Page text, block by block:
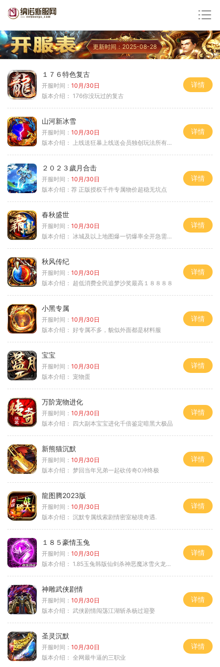
更新时间：2025-08-28
１７６特色复古
开服时间： 10月/30日
版本介绍： 176你没玩过的复古
详情
山河新冰雪
开服时间： 10月/30日
版本介绍：
上线送狂暴上线送会员独创玩法所有装备靠
详情
２０２３歲月合击
开服时间： 10月/30日
版本介绍： 荐 正版授权千件专属物价超稳无坑点
详情
春秋盛世
开服时间： 10月/30日
版本介绍： 冰城及以上地图爆一切爆率全开急需材料
详情
秋风传纪
开服时间： 10月/30日
版本介绍： 超低消费全民追梦沙奖最高１８８８８
详情
小黑专属
开服时间： 10月/30日
版本介绍： 好专属不多，貌似外面都是材料服
详情
宝宝
开服时间： 10月/30日
版本介绍： 宠物蛋
详情
万阶宠物进化
开服时间： 10月/30日
版本介绍： 四大副本宝宝进化千倍鉴定暗黑大极品
详情
新熊猫沉默
开服时间： 10月/30日
版本介绍： 梦回当年兄弟一起砍传奇0冲终极
详情
龍图腾2023版
开服时间： 10月/30日
版本介绍： 沉默专属线索剧情密室秘境奇遇.
详情
１８５豪情玉兔
开服时间： 10月/30日
版本介绍： 1.85玉兔韩版仙剑杀神恶魔冰雪火龙神器专属
详情
神雕武侠剧情
开服时间： 10月/30日
版本介绍： 武侠剧情闯荡江湖斩杀杨过迎娶
详情
圣灵沉默
开服时间： 10月/30日
版本介绍： 全网最牛逼的三职业
详情